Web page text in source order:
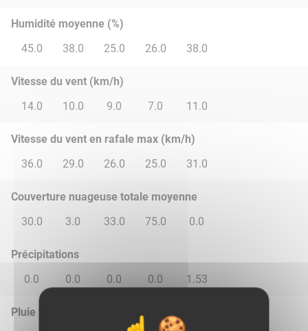
Humidité moyenne (%)
45.0
38.0 25.0 26.0 38.0
Vitesse du vent (km/h)
14.0
10.0 9.0 7.0 11.0
Vitesse du vent en rafale max (km/h)
36.0
29.0 26.0 25.0 31.0
Couverture nuageuse totale moyenne
30.0
3.0 33.0 75.0 0.0
Précipitations
0.0
0.0 0.0 0.0 1.53
Pluie total